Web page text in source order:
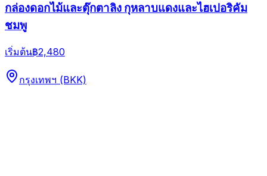
กล่องดอกไม้และตุ๊กตาลิง กุหลาบแดงและไฮเปอริคัม
ชมพู
เริ่มต้น฿2,480
กรุงเทพฯ (BKK)